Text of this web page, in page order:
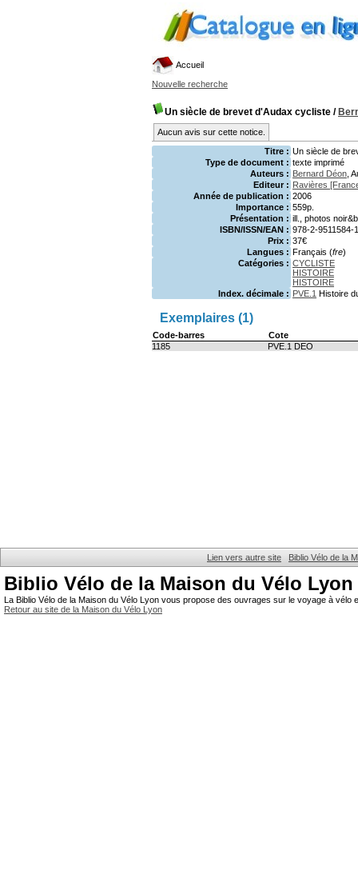
Accueil
Nouvelle recherche
Un siècle de brevet d'Audax cycliste /
Aucun avis sur cette notice.
Titre : Un siècle de
Type de document : texte imprimé
Auteurs : Bernard Déon ,
Editeur : Ravières
Année de publication : 2006
Importance : 559p.
Présentation : ill., photos
ISBN/ISSN/EAN : 978-2-9511584-
Prix : 37€
Langues : Français (fre)
Catégories : CYCLISTE
HISTOIRE
HISTOIRE
Index. décimale : PVE.1 Histoire
Exemplaires (1)
Code-barres
Cote
1185
PVE.1 DEO
Lien vers autre site Biblio Vélo de la
Biblio Vélo de la Maison du Vélo Lyon
La Biblio Vélo de la Maison du Vélo Lyon vous propose des ouvrages sur le voyage à
Retour au site de la Maison du Vélo Lyon